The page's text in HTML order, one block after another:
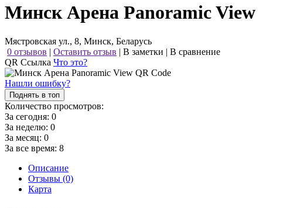
Минск Арена Panoramic View
Мястровская ул., 8, Минск, Беларусь
0 отзывов | Оставить отзыв | В заметки | В сравнение
QR Ссылка Что это?
Нашли ошибку?
Поднять в топ
Количество просмотров:
За сегодня: 0
За неделю: 0
За месяц: 0
За все время: 8
Описание
Отзывы (0)
Карта